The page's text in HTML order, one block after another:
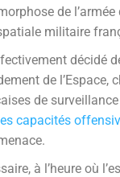
de
militaire
décidé
de l’Espace,
de surveillance
capacités
à l’heure où